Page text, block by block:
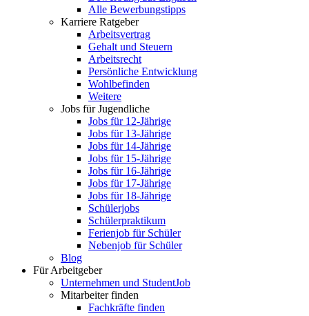
Alle Bewerbungstipps
Karriere Ratgeber
Arbeitsvertrag
Gehalt und Steuern
Arbeitsrecht
Persönliche Entwicklung
Wohlbefinden
Weitere
Jobs für Jugendliche
Jobs für 12-Jährige
Jobs für 13-Jährige
Jobs für 14-Jährige
Jobs für 15-Jährige
Jobs für 16-Jährige
Jobs für 17-Jährige
Jobs für 18-Jährige
Schülerjobs
Schülerpraktikum
Ferienjob für Schüler
Nebenjob für Schüler
Blog
Für Arbeitgeber
Unternehmen und StudentJob
Mitarbeiter finden
Fachkräfte finden